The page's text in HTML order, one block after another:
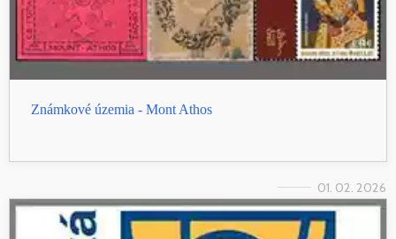
Známkové územia - Mont Athos
01. 02. 2026